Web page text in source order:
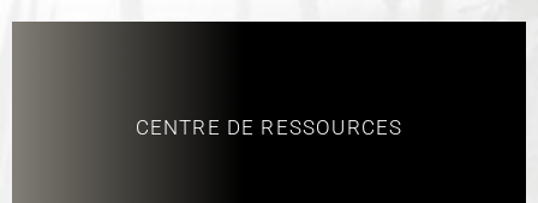
CENTRE DE RESSOURCES